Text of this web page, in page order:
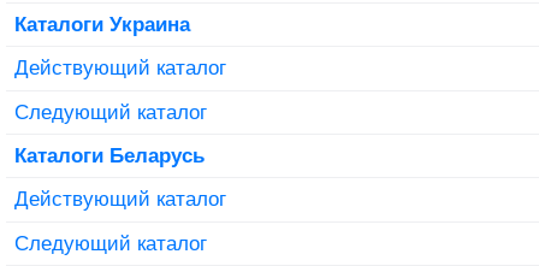
Каталоги Украина
Действующий каталог
Следующий каталог
Каталоги Беларусь
Действующий каталог
Следующий каталог